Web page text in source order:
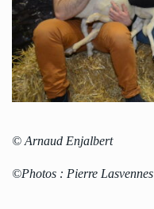
© Arnaud Enjalbert
©Photos : Pierre Lasvennes